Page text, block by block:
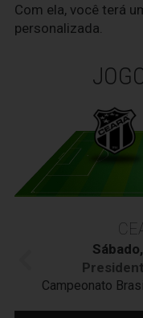
Com ela, você terá
personalizada.
Campeonato